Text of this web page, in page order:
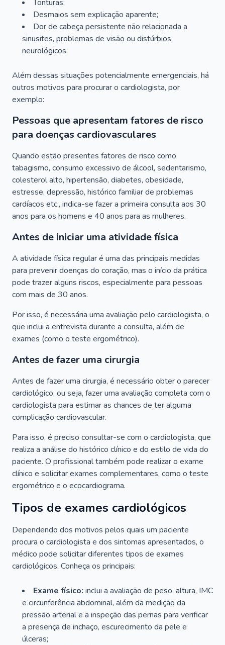
Tonturas;
Desmaios sem explicação aparente;
Dor de cabeça persistente não relacionada a
sinusites, problemas de visão ou distúrbios
neurológicos.
Além dessas situações potencialmente emergenciais, há
outros motivos para procurar o cardiologista, por
exemplo:
Pessoas que apresentam fatores de risco
para doenças cardiovasculares
Quando estão presentes fatores de risco como
tabagismo, consumo excessivo de álcool, sedentarismo,
colesterol alto, hipertensão, diabetes, obesidade,
estresse, depressão, histórico familiar de problemas
cardíacos etc., indica-se fazer a primeira consulta aos 30
anos para os homens e 40 anos para as mulheres.
Antes de iniciar uma atividade física
A atividade física regular é uma das principais medidas
para prevenir doenças do coração, mas o início da prática
pode trazer alguns riscos, especialmente para pessoas
com mais de 30 anos.
Por isso, é necessária uma avaliação pelo cardiologista, o
que inclui a entrevista durante a consulta, além de
exames (como o teste ergométrico).
Antes de fazer uma cirurgia
Antes de fazer uma cirurgia, é necessário obter o parecer
cardiológico, ou seja, fazer uma avaliação completa com o
cardiologista para estimar as chances de ter alguma
complicação cardiovascular.
Para isso, é preciso consultar-se com o cardiologista, que
realiza a análise do histórico clínico e do estilo de vida do
paciente. O profissional também pode realizar o exame
clínico e solicitar exames complementares, como o teste
ergométrico e o ecocardiograma.
Tipos de exames cardiológicos
Dependendo dos motivos pelos quais um paciente
procura o cardiologista e dos sintomas apresentados, o
médico pode solicitar diferentes tipos de exames
cardiológicos. Conheça os principais:
Exame físico: inclui a avaliação de peso, altura, IMC
e circunferência abdominal, além da medição da
pressão arterial e a inspeção das pernas para verificar
a presença de inchaço, escurecimento da pele e
úlceras;